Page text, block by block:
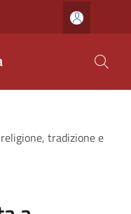
tradizione e